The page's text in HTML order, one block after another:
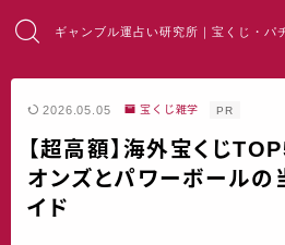
ギャンブル運占い研究所｜宝くじ・パ
MENU
HOME
総合占い
2026.05.05 宝くじ雑学 PR
【超高額】海外宝くじ
オンズとパワーボールの
イド